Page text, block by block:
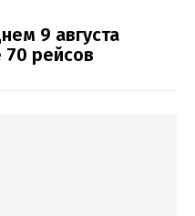
9 августа
рейсов